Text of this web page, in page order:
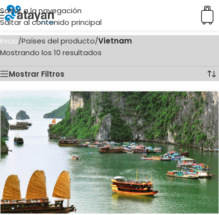
Saltar a la navegación
Saltar al contenido principal
Inicio/Países del producto/Vietnam
Mostrando los 10 resultados
Mostrar Filtros